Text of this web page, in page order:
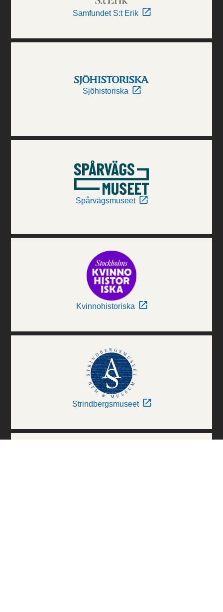
Samfundet S:t Erik
Sjöhistoriska
Spårvägsmuseet
Kvinnohistoriska
Strindbergsmuseet